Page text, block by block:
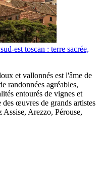
est toscan : terre sacrée,
et vallonnés est l'âme de
randonnées agréables,
entourés de vignes et
œuvres de grands artistes
Assise, Arezzo, Pérouse,